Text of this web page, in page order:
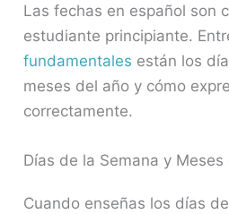
Las fechas en español son
estudiante principiante.
fundamentales están los
meses del año y cómo
correctamente.
Días de la Semana y Meses
Cuando enseñas los días